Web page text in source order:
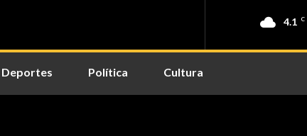
4.1 C
Deportes Política Cultura